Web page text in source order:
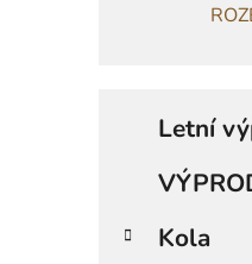
kategorieLetní
Kola